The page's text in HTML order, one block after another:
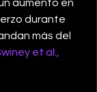
aumento en
durante
más del
et al.,